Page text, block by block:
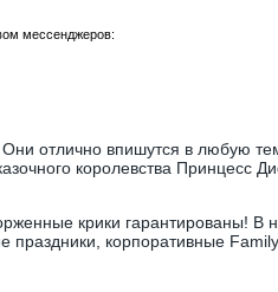
мессенджеров:
отлично впишутся в любую
королевства Принцесс
крики гарантированы! В
праздники, корпоративные